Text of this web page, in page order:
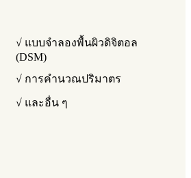
√ แบบจำลองพื้นผิวดิจิตอล
(DSM)
√ การคำนวณปริมาตร
√ และอื่น ๆ